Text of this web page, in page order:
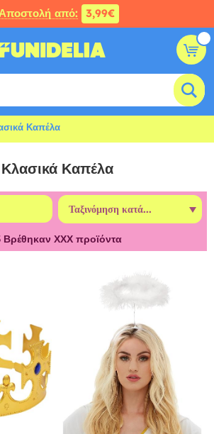
από: 3,99€
Καπέλα
Καπέλα
Βρέθηκαν ΧΧΧ προϊόντα